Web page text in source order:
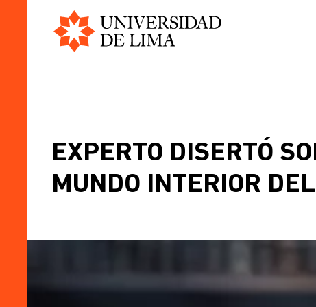
BREADCRUMB
EXPERTO DISERTÓ
MUNDO INTERIOR